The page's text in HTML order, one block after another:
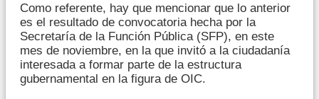
Como referente, hay que mencionar que lo anterior
es el resultado de convocatoria hecha por la
Secretaría de la Función Pública (SFP), en este
mes de noviembre, en la que invitó a la ciudadanía
interesada a formar parte de la estructura
gubernamental en la figura de OIC.